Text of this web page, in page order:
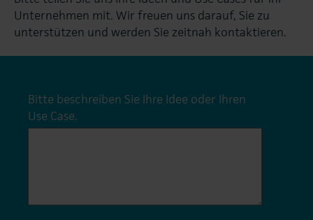
Unternehmen mit. Wir freuen uns darauf, Sie zu
unterstützen und werden Sie zeitnah kontaktieren.
Bitte beschreiben Sie Ihre Idee oder Ihren
Use Case.